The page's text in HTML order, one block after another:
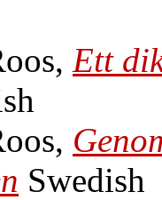
Ett
Swedish